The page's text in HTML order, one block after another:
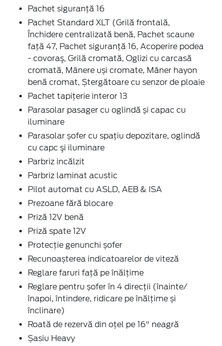
Pachet siguranță 16
Pachet Standard XLT (Grilă frontală,
Închidere centralizată benă, Pachet scaune
față 47, Pachet siguranță 16, Acoperire podea
- covoraş, Grilă cromată, Oglizi cu carcasă
cromată, Mânere uși cromate, Mâner hayon
benă cromat, Ștergătoare cu senzor de ploaie
Pachet tapițerie interor 13
Parasolar pasager cu oglindă și capac cu
iluminare
Parasolar șofer cu spațiu depozitare, oglindă
cu capc şi iluminare
Parbriz incălzit
Parbriz laminat acustic
Pilot automat cu ASLD, AEB & ISA
Prezoane fără blocare
Priză 12V benă
Priză spate 12V
Protecție genunchi șofer
Recunoașterea indicatoarelor de viteză
Reglare faruri față pe înălțime
Reglare pentru șofer în 4 direcții (înainte/
înapoi, întindere, ridicare pe înălțime și
înclinare)
Roată de rezervă din oţel pe 16" neagră
Șasiu Heavy